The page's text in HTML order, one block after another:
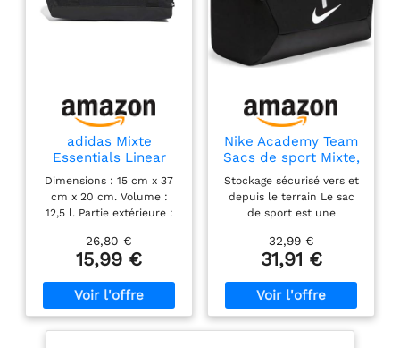
adidas Mixte
Essentials Linear
Duffel Bag Duffel
Bag,
Black/Black/White,
XS
Dimensions : 15 cm x 37
cm x 20 cm. Volume :
12,5 l. Partie extérieure :
Partie intérieure : 100 %
élastomère
26,80 €
15,99 €
Nike Academy Team
Sacs de sport Mixte,
Noir/Noir/Blanc, 41
Litres
Stockage sécurisé vers et
depuis le terrain Le sac
de sport est une
conçue pour vous garder
organisé Le
glissière offre un
rangement spacieux Le
32,99 €
31,91 €